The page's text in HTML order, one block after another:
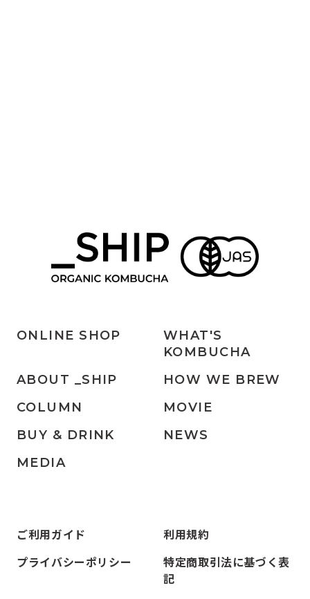
ONLINE SHOP
WHAT'S
KOMBUCHA
ABOUT _SHIP
HOW WE BREW
COLUMN
MOVIE
BUY & DRINK
NEWS
MEDIA
ご利用ガイド
利用規約
プライバシーポリシー
特定商取引法に基づく表
記